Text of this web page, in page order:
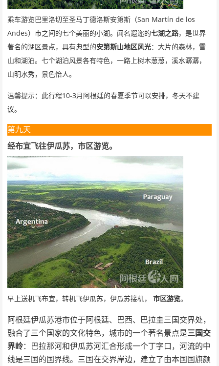
乘车游览巴里洛切至圣马丁德洛斯安第斯（San Martín de los
Andes）市之间的七个美丽的小湖。闻名遐迩的七湖之路，是世界
著名的湖区景点，具有典型的安第斯山地区风光：大片的森林，雪
山和湖泊。七个湖泊风景各有特色，一路上树木葱葱，溪水潺潺，
山明水秀，景色怡人。
温馨提示：此行程10-3月阿根廷的春夏季节可以安排，冬天不建
议。
第九天
经布宜飞往伊瓜苏，市区游览。
早上送机飞布宜，转机飞伊瓜苏，伊瓜苏接机， 市区游览。
阿根廷伊瓜苏港市位于阿根廷、巴西、巴拉圭三国交界处，
融合了三个国家的文化特色，城市的一个著名景点是三国交
界岭：巴拉那河和伊瓜苏河汇合形成一个丁字口，河流的中
线是三国的国界线。三国在交界岸边，建立了由本国国旗颜